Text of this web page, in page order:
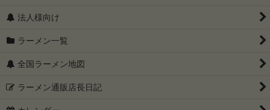
法人様向け
ラーメン一覧
全国ラーメン地図
ラーメン通販店長日記